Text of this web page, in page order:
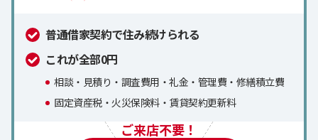
普通借家契約で住み続けられる
これが全部0円
相談・見積り・調査費用・礼金・管理費・修繕積立費
固定資産税・火災保険料・賃貸契約更新料
ご来店不要！